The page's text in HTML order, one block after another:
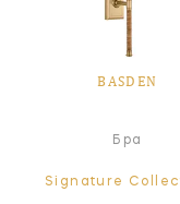
BASDEN
Бра
Signature